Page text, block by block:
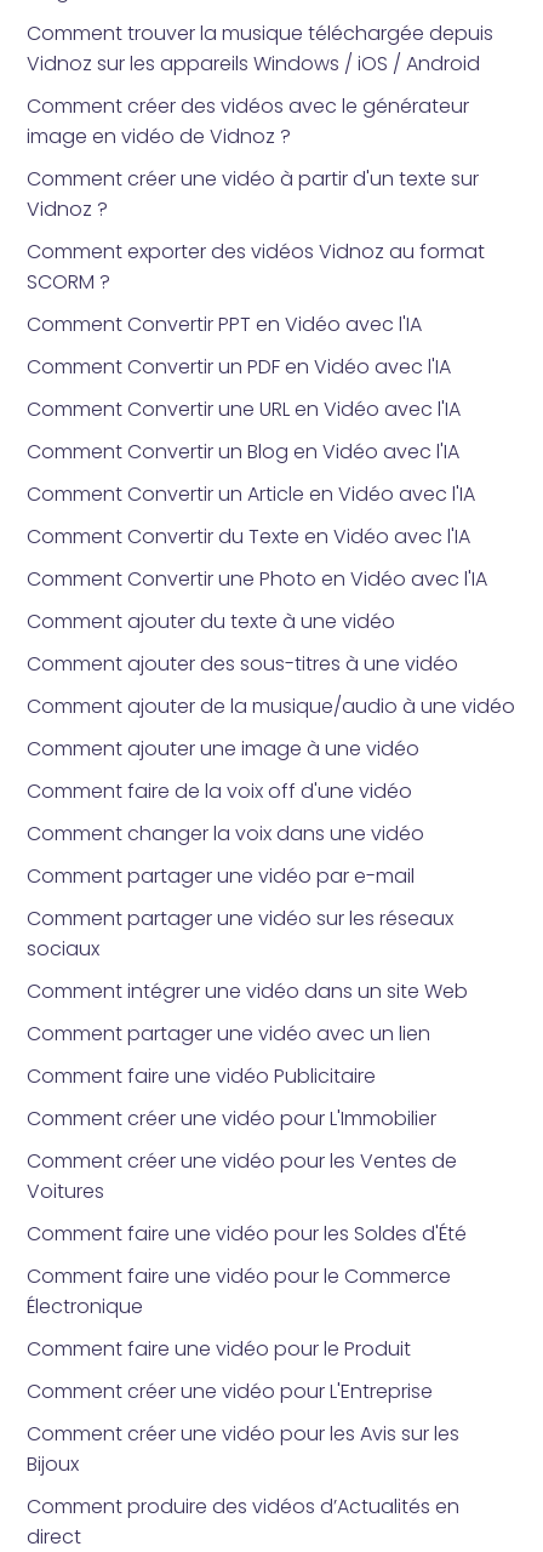
Comment trouver la musique téléchargée depuis
Vidnoz sur les appareils Windows / iOS / Android
Comment créer des vidéos avec le générateur
image en vidéo de Vidnoz ?
Comment créer une vidéo à partir d'un texte sur
Vidnoz ?
Comment exporter des vidéos Vidnoz au format
SCORM ?
Comment Convertir PPT en Vidéo avec l'IA
Comment Convertir un PDF en Vidéo avec l'IA
Comment Convertir une URL en Vidéo avec l'IA
Comment Convertir un Blog en Vidéo avec l'IA
Comment Convertir un Article en Vidéo avec l'IA
Comment Convertir du Texte en Vidéo avec l'IA
Comment Convertir une Photo en Vidéo avec l'IA
Comment ajouter du texte à une vidéo
Comment ajouter des sous-titres à une vidéo
Comment ajouter de la musique/audio à une vidéo
Comment ajouter une image à une vidéo
Comment faire de la voix off d'une vidéo
Comment changer la voix dans une vidéo
Comment partager une vidéo par e-mail
Comment partager une vidéo sur les réseaux
sociaux
Comment intégrer une vidéo dans un site Web
Comment partager une vidéo avec un lien
Comment faire une vidéo Publicitaire
Comment créer une vidéo pour L'Immobilier
Comment créer une vidéo pour les Ventes de
Voitures
Comment faire une vidéo pour les Soldes d'Été
Comment faire une vidéo pour le Commerce
Électronique
Comment faire une vidéo pour le Produit
Comment créer une vidéo pour L'Entreprise
Comment créer une vidéo pour les Avis sur les
Bijoux
Comment produire des vidéos d’Actualités en
direct